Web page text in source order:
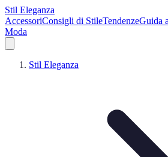
Stil Eleganza
AccessoriConsigli di StileTendenzeGuida
Moda
Stil Eleganza